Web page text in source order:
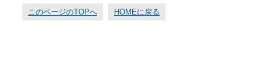
このページのTOPへ HOMEに戻る